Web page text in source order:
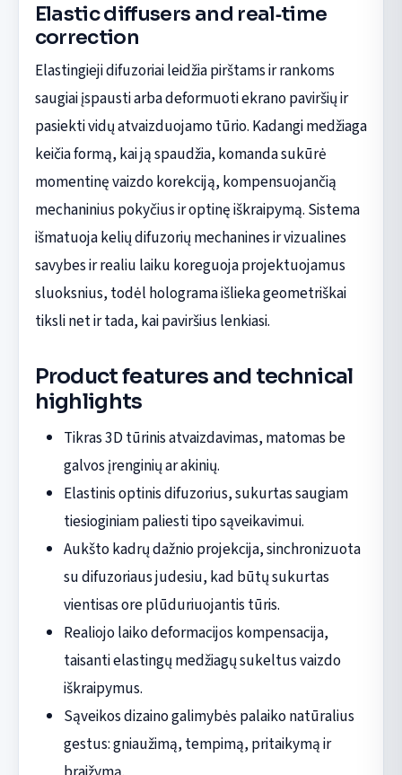
Elastic diffusers and real‑time
correction
Elastingieji difuzoriai leidžia pirštams ir rankoms
saugiai įspausti arba deformuoti ekrano paviršių ir
pasiekti vidų atvaizduojamo tūrio. Kadangi medžiaga
keičia formą, kai ją spaudžia, komanda sukūrė
momentinę vaizdo korekciją, kompensuojančią
mechaninius pokyčius ir optinę iškraipymą. Sistema
išmatuoja kelių difuzorių mechanines ir vizualines
savybes ir realiu laiku koreguoja projektuojamus
sluoksnius, todėl holograma išlieka geometriškai
tiksli net ir tada, kai paviršius lenkiasi.
Product features and technical
highlights
Tikras 3D tūrinis atvaizdavimas, matomas be
galvos įrenginių ar akinių.
Elastinis optinis difuzorius, sukurtas saugiam
tiesioginiam paliesti tipo sąveikavimui.
Aukšto kadrų dažnio projekcija, sinchronizuota
su difuzoriaus judesiu, kad būtų sukurtas
vientisas ore plūduriuojantis tūris.
Realiojo laiko deformacijos kompensacija,
taisanti elastingų medžiagų sukeltus vaizdo
iškraipymus.
Sąveikos dizaino galimybės palaiko natūralius
gestus: gniaužimą, tempimą, pritaikymą ir